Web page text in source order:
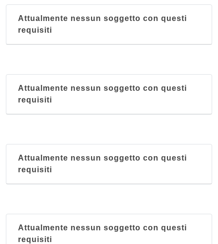
Attualmente nessun soggetto con questi
requisiti
Attualmente nessun soggetto con questi
requisiti
Attualmente nessun soggetto con questi
requisiti
Attualmente nessun soggetto con questi
requisiti